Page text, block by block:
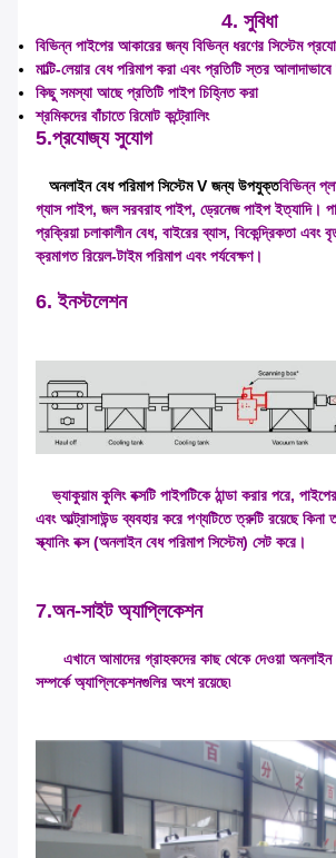
4. সুবিধা
বিভিন্ন পাইপের আকারের জন্য বিভিন্ন ধরণের সিস্টেম
মাল্টি-লেয়ার বেধ পরিমাপ করা এবং প্রতিটি স্তর
কিছু সমস্যা আছে প্রতিটি পাইপ চিহ্নিত করা
শ্রমিকদের বাঁচাতে রিমোট কন্ট্রোলিং
5.প্রযোজ্য সুযোগ
অনলাইন বেধ পরিমাপ সিস্টেম V জন্য উপযুক্তবিভিন্ন
গ্যাস পাইপ, জল সরবরাহ পাইপ, ড্রেনেজ পাইপ ইত্যাদি।
প্রক্রিয়া চলাকালীন বেধ, বাইরের ব্যাস, বিকেন্দ্রিকতা এবং
ক্রমাগত রিয়েল-টাইম পরিমাপ এবং পর্যবেক্ষণ।
6. ইনস্টলেশন
ভ্যাকুয়াম কুলিং বক্সটি পাইপটিকে ঠান্ডা করার পরে,
এবং আল্ট্রাসাউন্ড ব্যবহার করে পণ্যটিতে ত্রুটি রয়েছে
স্ক্যানিং বক্স (অনলাইন বেধ পরিমাপ সিস্টেম) সেট করে।
7.অন-সাইট অ্যাপ্লিকেশন
এখানে আমাদের গ্রাহকদের কাছ থেকে দেওয়া অনলাইন
সম্পর্কে অ্যাপ্লিকেশনগুলির অংশ রয়েছে৷